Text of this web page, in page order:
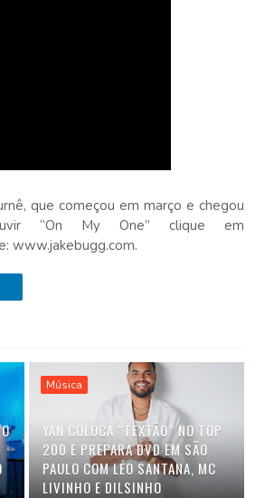
que começou em março e chegou
“On My One” clique em
www.jakebugg.com.
Música
YAN COLOCA “TEXTÃO” NO TOP
200 E PREPARA DVD EM SÃO
PAULO COM LÉO SANTANA, MC
LIVINHO E DILSINHO